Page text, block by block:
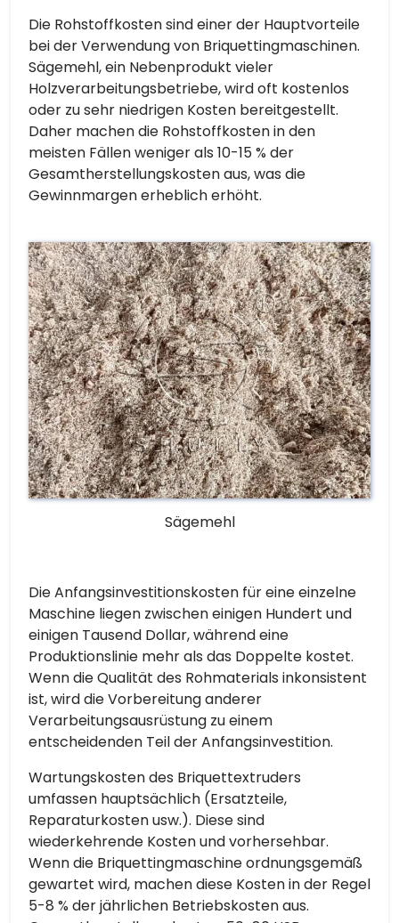
Die Rohstoffkosten sind einer der Hauptvorteile
bei der Verwendung von Briquettingmaschinen.
Sägemehl, ein Nebenprodukt vieler
Holzverarbeitungsbetriebe, wird oft kostenlos
oder zu sehr niedrigen Kosten bereitgestellt.
Daher machen die Rohstoffkosten in den
meisten Fällen weniger als 10-15 % der
Gesamtherstellungskosten aus, was die
Gewinnmargen erheblich erhöht.
Sägemehl
Die Anfangsinvestitionskosten für eine einzelne
Maschine liegen zwischen einigen Hundert und
einigen Tausend Dollar, während eine
Produktionslinie mehr als das Doppelte kostet.
Wenn die Qualität des Rohmaterials inkonsistent
ist, wird die Vorbereitung anderer
Verarbeitungsausrüstung zu einem
entscheidenden Teil der Anfangsinvestition.
Wartungskosten des Briquettextruders
umfassen hauptsächlich (Ersatzteile,
Reparaturkosten usw.). Diese sind
wiederkehrende Kosten und vorhersehbar.
Wenn die Briquettingmaschine ordnungsgemäß
gewartet wird, machen diese Kosten in der Regel
5-8 % der jährlichen Betriebskosten aus.